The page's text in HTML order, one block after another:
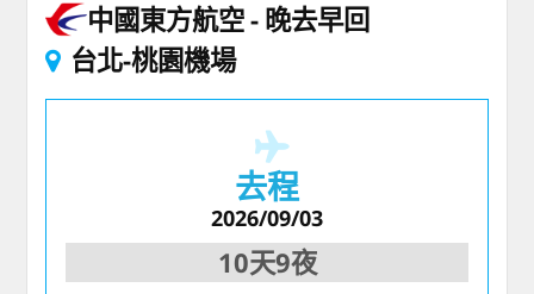
中國東方航空 晚去早回
台北-桃園機場
去程
2026/09/03
10天9夜